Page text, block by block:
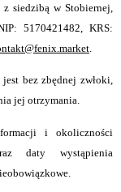
siedzibą w Stobiernej,
5170421482, KRS:
bez zbędnej zwłoki,
jej otrzymania.
i okoliczności
daty wystąpienia